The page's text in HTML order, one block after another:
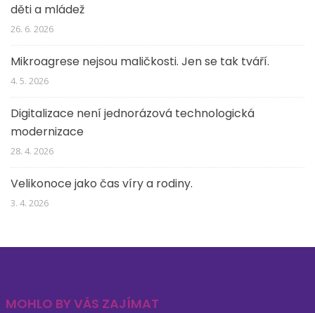
děti a mládež
26. 6. 2026
Mikroagrese nejsou maličkosti. Jen se tak tváří.
4. 5. 2026
Digitalizace není jednorázová technologická
modernizace
28. 4. 2026
Velikonoce jako čas víry a rodiny.
3. 4. 2026
MOHLO BY VÁS ZAJÍMAT